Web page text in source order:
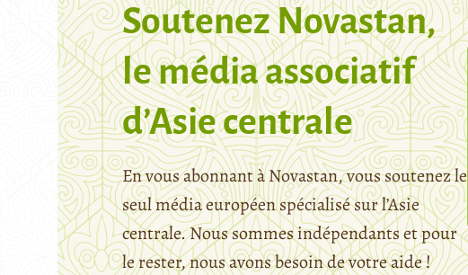
Soutenez Novastan,
le média associatif
d’Asie centrale
En vous abonnant à Novastan, vous soutenez le
seul média européen spécialisé sur l’Asie
centrale. Nous sommes indépendants et pour
le rester, nous avons besoin de votre aide !